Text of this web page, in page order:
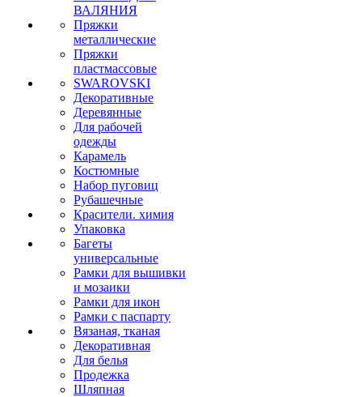
ВАЛЯНИЯ
Пряжки
металлические
Пряжки
пластмассовые
SWAROVSKI
Декоративные
Деревянные
Для рабочей
одежды
Карамель
Костюмные
Набор пуговиц
Рубашечные
Красители. химия
Упаковка
Багеты
универсальные
Рамки для вышивки
и мозаики
Рамки для икон
Рамки с паспарту
Вязаная, тканая
Декоративная
Для белья
Продежка
Шляпная